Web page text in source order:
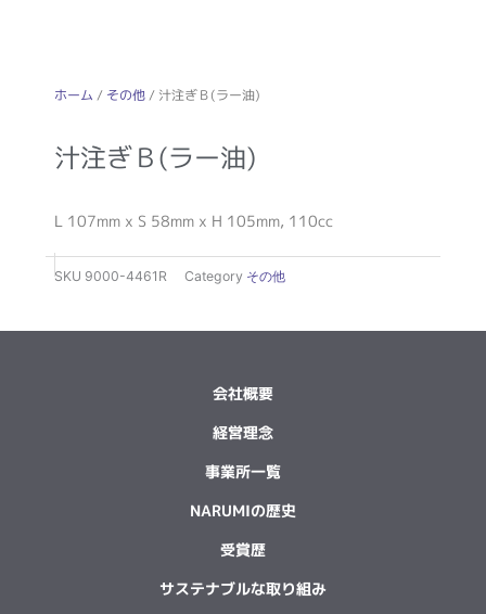
ホーム / その他/ 汁注ぎＢ(ラー油)
汁注ぎＢ(ラー油)
L 107mm x S 58mm x H 105mm, 110cc
SKU 9000-4461R Category その他
会社概要
経営理念
事業所一覧
NARUMIの歴史
受賞歴
サステナブルな取り組み